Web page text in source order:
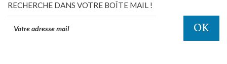
RECHERCHE DANS VOTRE BOÎTE MAIL !
OK